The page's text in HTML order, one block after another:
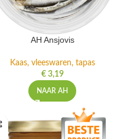
AH Ansjovis
Kaas, vleeswaren, tapas
€3,19
NAAR AH